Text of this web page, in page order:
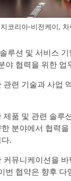
코리아-비전케이,
루션 및 서비스
야 협력을 위한
련 기술과 사
품 및 관련 솔
분야에서 협력
.
뮤니케이션을
번 협약은 향후